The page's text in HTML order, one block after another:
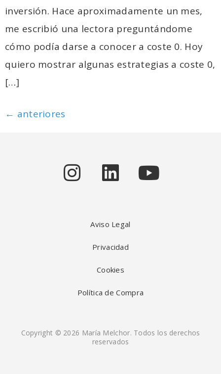
inversión. Hace aproximadamente un mes,
me escribió una lectora preguntándome
cómo podía darse a conocer a coste 0. Hoy
quiero mostrar algunas estrategias a coste 0,
[…]
← anteriores
Aviso Legal
Privacidad
Cookies
Política de Compra
Copyright © 2026 María Melchor. Todos los derechos
reservados